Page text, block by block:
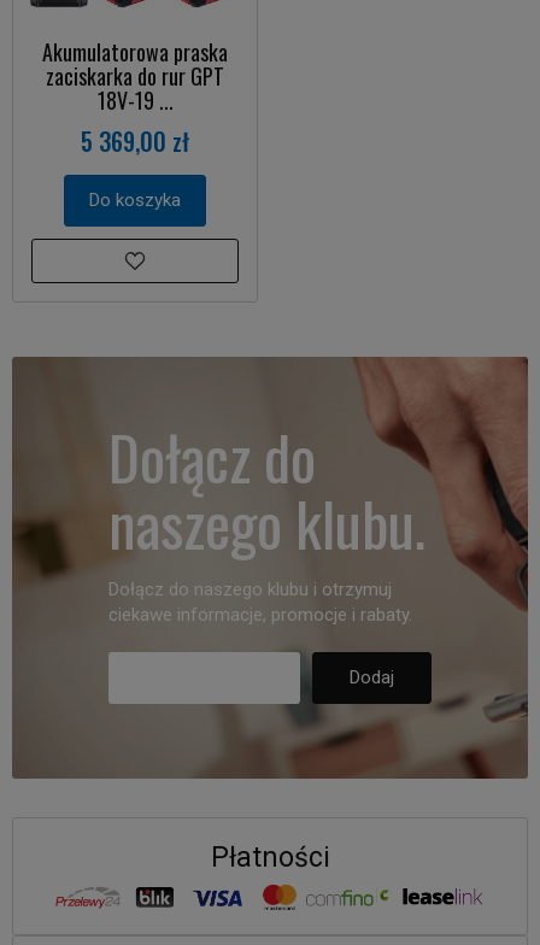
Akumulatorowa praska
zaciskarka do rur GPT
18V-19 ...
5 369,00 zł
Do koszyka
Dołącz do
naszego klubu.
Dołącz do naszego klubu i otrzymuj
ciekawe informacje, promocje i rabaty.
Płatności